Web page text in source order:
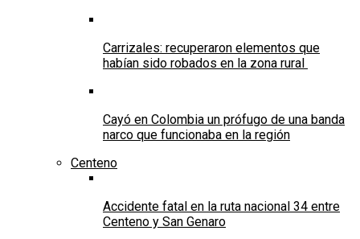
Carrizales: recuperaron elementos que
habían sido robados en la zona rural
Cayó en Colombia un prófugo de una banda
narco que funcionaba en la región
Centeno
Accidente fatal en la ruta nacional 34 entre
Centeno y San Genaro